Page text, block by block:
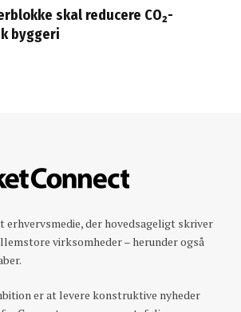
skal reducere CO₂-
byggeri
erhvervsmedie, der hovedsageligt skriver
virksomheder – herunder også
er at levere konstruktive nyheder